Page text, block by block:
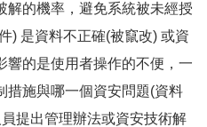
解的機率，避免系統被未經授
) 是資料不正確(被竄改) 或資
響的是使用者操作的不便，一
措施與哪一個資安問題(資料
提出管理辦法或資安技術解